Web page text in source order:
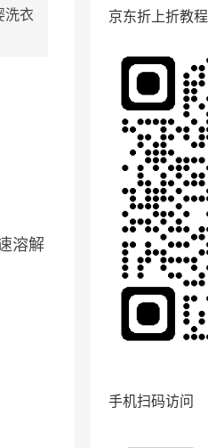
洗衣
溶解
京东折上折教程
手机扫码访问